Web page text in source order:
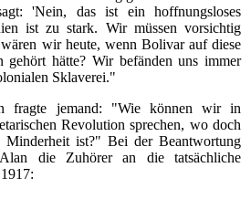
'Nein, das ist ein hoffnungsloses
ist zu stark. Wir müssen vorsichtig
wir heute, wenn Bolivar auf diese
gehört hätte? Wir befänden uns immer
Sklaverei."
fragte jemand: "Wie können wir in
Revolution sprechen, wo doch
Minderheit ist?" Bei der Beantwortung
die Zuhörer an die tatsächliche